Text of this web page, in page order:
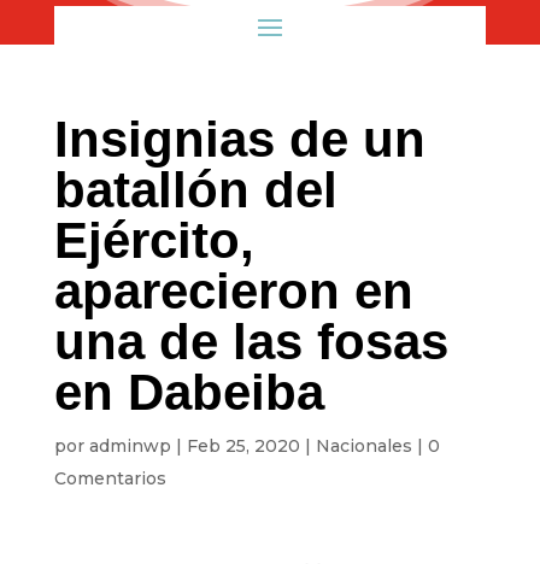
Insignias de un
batallón del
Ejército,
aparecieron en
una de las fosas
en Dabeiba
por adminwp | Feb 25, 2020 | Nacionales | 0
Comentarios